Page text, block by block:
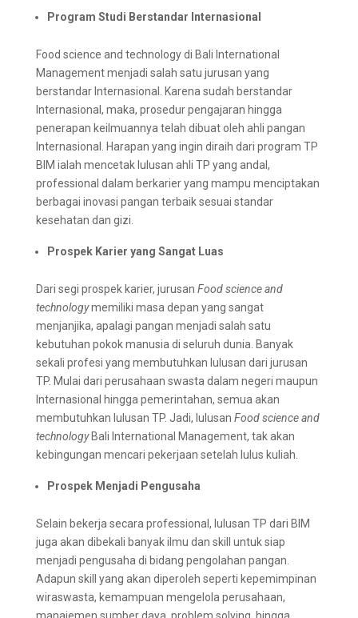
Program Studi Berstandar Internasional
Food science and technology di Bali International
Management menjadi salah satu jurusan yang
berstandar Internasional. Karena sudah berstandar
Internasional, maka, prosedur pengajaran hingga
penerapan keilmuannya telah dibuat oleh ahli pangan
Internasional. Harapan yang ingin diraih dari program TP
BIM ialah mencetak lulusan ahli TP yang andal,
professional dalam berkarier yang mampu menciptakan
berbagai inovasi pangan terbaik sesuai standar
kesehatan dan gizi.
Prospek Karier yang Sangat Luas
Dari segi prospek karier, jurusan Food science and
technologymemiliki masa depan yang sangat
menjanjika, apalagi pangan menjadi salah satu
kebutuhan pokok manusia di seluruh dunia. Banyak
sekali profesi yang membutuhkan lulusan dari jurusan
TP. Mulai dari perusahaan swasta dalam negeri maupun
Internasional hingga pemerintahan, semua akan
membutuhkan lulusan TP. Jadi, lulusan Food science and
technology Bali International Management, tak akan
kebingungan mencari pekerjaan setelah lulus kuliah.
Prospek Menjadi Pengusaha
Selain bekerja secara professional, lulusan TP dari BIM
juga akan dibekali banyak ilmu dan skill untuk siap
menjadi pengusaha di bidang pengolahan pangan.
Adapun skill yang akan diperoleh seperti kepemimpinan
wiraswasta, kemampuan mengelola perusahaan,